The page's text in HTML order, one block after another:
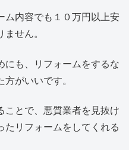
ム内容でも１０万円以上安
せん。
にも、リフォームをするな
がいいです。
ことで、悪質業者を見抜け
たリフォームをしてくれる